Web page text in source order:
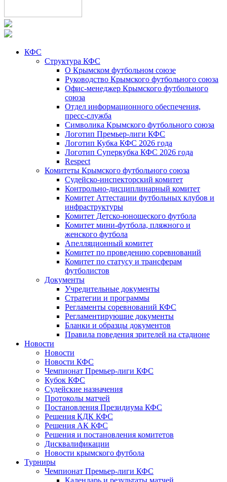
КФС
Структура КФС
О Крымском футбольном союзе
Руководство Крымского футбольного союза
Офис-менеджер Крымского футбольного
союза
Отдел информационного обеспечения,
пресс-служба
Символика Крымского футбольного союза
Логотип Премьер-лиги КФС
Логотип Кубка КФС 2026 года
Логотип Суперкубка КФС 2026 года
Respect
Комитеты Крымского футбольного союза
Судейско-инспекторский комитет
Контрольно-дисциплинарный комитет
Комитет Аттестации футбольных клубов и
инфраструктуры
Комитет Детско-юношеского футбола
Комитет мини-футбола, пляжного и
женского футбола
Апелляционный комитет
Комитет по проведению соревнований
Комитет по статусу и трансферам
футболистов
Документы
Учредительные документы
Стратегии и программы
Регламенты соревнований КФС
Регламентирующие документы
Бланки и образцы документов
Правила поведения зрителей на стадионе
Новости
Новости
Новости КФС
Чемпионат Премьер-лиги КФС
Кубок КФС
Судейские назначения
Протоколы матчей
Постановления Президиума КФС
Решения КДК КФС
Решения АК КФС
Решения и постановления комитетов
Дисквалификации
Новости крымского футбола
Турниры
Чемпионат Премьер-лиги КФС
Календарь и результаты матчей